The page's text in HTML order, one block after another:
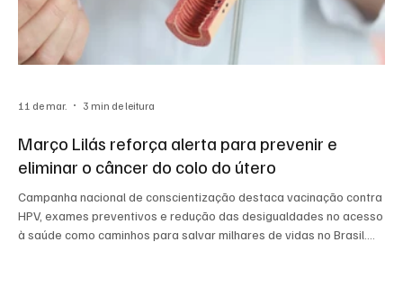
Março Lilás reforça alerta para prevenir e
eliminar o câncer do colo do útero
Campanha nacional de conscientização destaca vacinação contra
HPV, exames preventivos e redução das desigualdades no acesso
à saúde como caminhos para salvar milhares de vidas no Brasil.
11 de mar. 3 min de leitura